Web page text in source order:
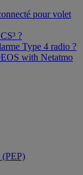
pour volet
?
Type 4 radio ?
with Netatmo
(PEP)